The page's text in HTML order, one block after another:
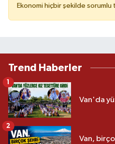
Ekonomi hiçbir şekilde sorumlu
Trend Haberler
Van'da
1
Van,
2